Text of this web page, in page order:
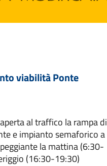
viabilità Ponte
al traffico la rampa di
e impianto semaforico a
la mattina (6:30-
(16:30-19:30)